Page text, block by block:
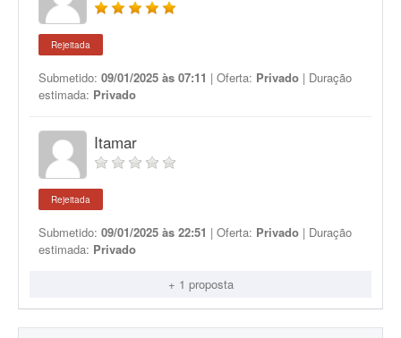
Rejeitada
Submetido: 09/01/2025 às 07:11 | Oferta: Privado | Duração
estimada: Privado
Itamar
Rejeitada
Submetido: 09/01/2025 às 22:51 | Oferta: Privado | Duração
estimada: Privado
+ 1 proposta